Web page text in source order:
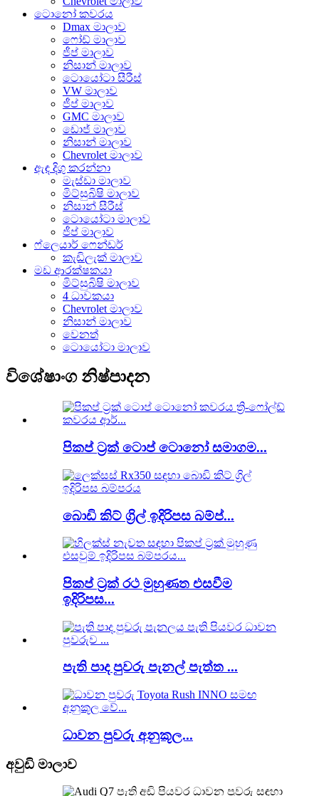
ටොනෝ කවරය
Dmax මාලාව
ෆෝඩ් මාලාව
ජීප් මාලාව
නිසාන් මාලාව
ටොයෝටා සීරීස්
VW මාලාව
ජීප් මාලාව
GMC මාලාව
ඩොජ් මාලාව
නිසාන් මාලාව
Chevrolet මාලාව
ඇඳ දිගු කරන්නා
මැස්ඩා මාලාව
මිට්සුබිෂි මාලාව
නිසාන් සීරීස්
ටොයෝටා මාලාව
ජීප් මාලාව
ෆ්ලෙයාර් ෆෙන්ඩර්
කැඩිලැක් මාලාව
මඩ ආරක්ෂකයා
මිට්සුබිෂි මාලාව
4 ධාවකයා
Chevrolet මාලාව
නිසාන් මාලාව
වෙනත්
ටොයෝටා මාලාව
විශේෂාංග නිෂ්පාදන
පිකප් ට්‍රක් ටොප් ටොනෝ සමාගම...
බොඩි කිට් ග්‍රිල් ඉදිරිපස බම්ප්...
පිකප් ට්‍රක් රථ මුහුණත එසවීම
ඉදිරිපස...
පැති පාද පුවරු පැනල් පැත්ත ...
ධාවන පුවරු අනුකූල...
අවුඩි මාලාව